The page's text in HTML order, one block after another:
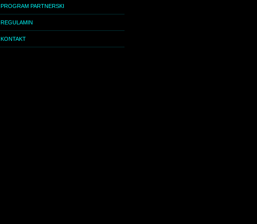
PROGRAM PARTNERSKI
REGULAMIN
KONTAKT